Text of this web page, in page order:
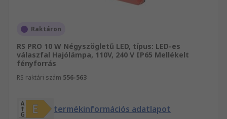
Raktáron
RS PRO 10 W Négyszögletű LED, típus: LED-es
válaszfal Hajólámpa, 110V, 240 V IP65 Mellékelt
fényforrás
RS raktári szám 556-563
termékinformációs adatlapot